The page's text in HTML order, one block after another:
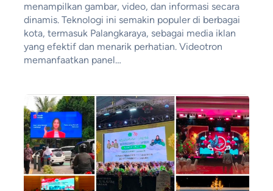
menampilkan gambar, video, dan informasi secara
dinamis. Teknologi ini semakin populer di berbagai
kota, termasuk Palangkaraya, sebagai media iklan
yang efektif dan menarik perhatian. Videotron
memanfaatkan panel…